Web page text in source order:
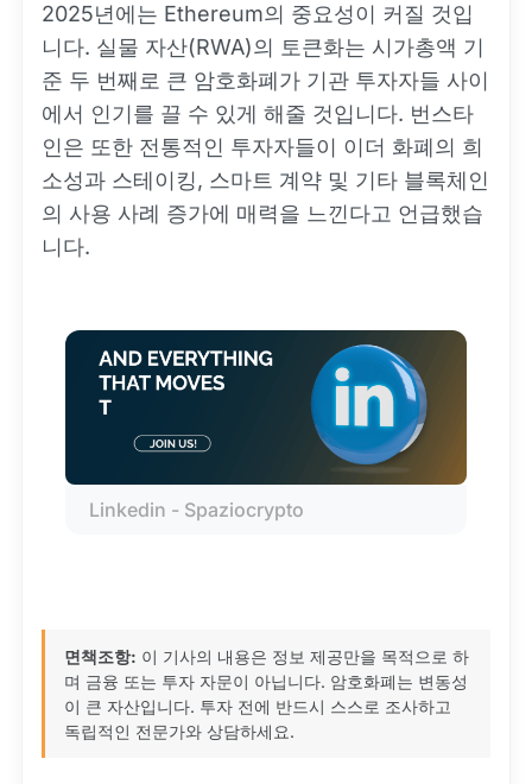
2025년에는 Ethereum의 중요성이 커질 것입
니다. 실물 자산(RWA)의 토큰화는 시가총액 기
준 두 번째로 큰 암호화폐가 기관 투자자들 사이
에서 인기를 끌 수 있게 해줄 것입니다. 번스타
인은 또한 전통적인 투자자들이 이더 화폐의 희
소성과 스테이킹, 스마트 계약 및 기타 블록체인
의 사용 사례 증가에 매력을 느낀다고 언급했습
니다.
Linkedin - Spaziocrypto
면책조항: 이 기사의 내용은 정보 제공만을 목적으로 하
며 금융 또는 투자 자문이 아닙니다. 암호화폐는 변동성
이 큰 자산입니다. 투자 전에 반드시 스스로 조사하고
독립적인 전문가와 상담하세요.